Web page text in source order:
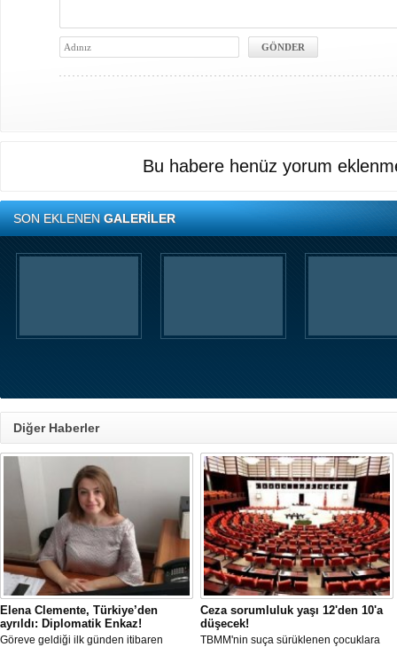
Bu habere henüz yorum
SON EKLENENGALERİLER
Diğer Haberler
Elena Clemente, Türkiye’den
ayrıldı: Diplomatik Enkaz!
Göreve geldiği ilk günden itibaren
Ceza sorumluluk yaşı 12'den 10'a
düşecek!
TBMM'nin suça sürüklenen çocuklara